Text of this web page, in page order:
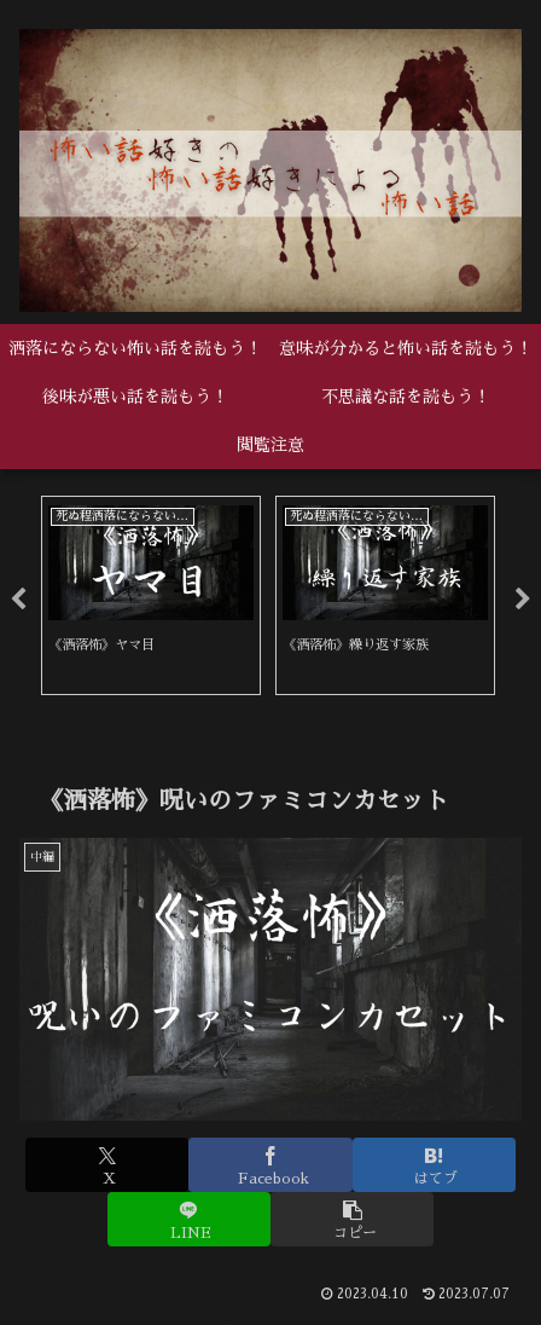
洒落にならない怖い話を読もう！ 意味が分かると怖い話を読もう！
後味が悪い話を読もう！ 不思議な話を読もう！
閲覧注意
死ぬ程洒落にならない怖い話
《洒落怖》ヤマ目
死ぬ程洒落にならない怖い話
《洒落怖》繰り返す家族
《洒落怖》呪いのファミコンカセット
中編
X Facebook はてブ
LINE コピー
2023.04.10 2023.07.07